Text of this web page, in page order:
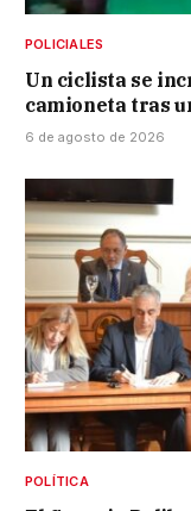
POLICIALES
Un ciclista se
camioneta tras
6 de agosto de 2026
POLÍTICA